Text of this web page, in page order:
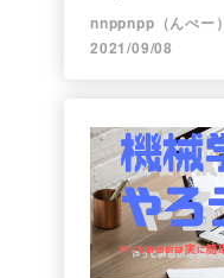
nnppnpp（んぺー）
2021/09/08